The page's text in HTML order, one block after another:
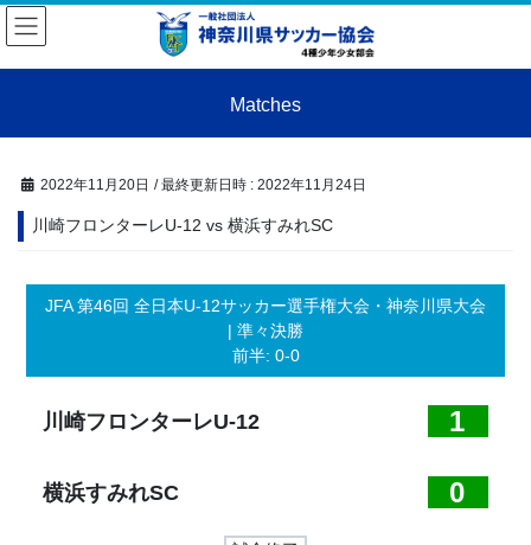
コ
ン
へ
ナ
ビ
ョ
Matches
2022年11月20日 / 最終更新日時 : 2022年11月24日
川崎フロンターレU-12 vs 横浜すみれSC
JFA 第46回 全日本U-12サッカー選手権大会・神奈川県大会
| 準々決勝
前半: 0-0
川崎フロンターレU-12 1
横浜すみれSC 0